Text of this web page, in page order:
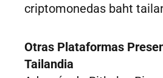
criptomonedas baht
Otras Plataformas
Tailandia